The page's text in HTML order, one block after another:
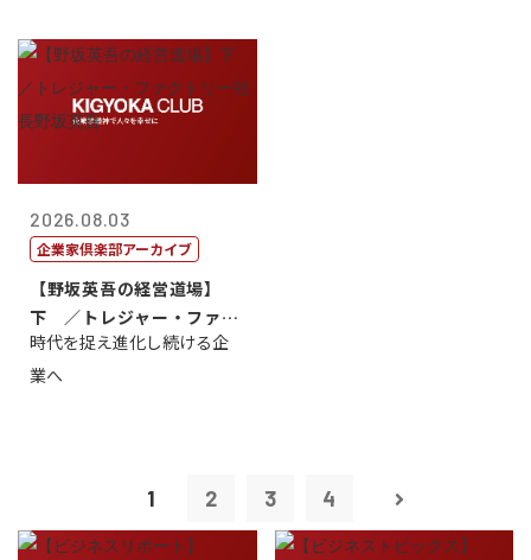
2026.08.03
企業家倶楽部アーカイブ
【野坂英吾の経営道場】
下 ／トレジャー・ファク
トリー社長野坂...
時代を捉え進化し続ける企
業へ
1 2 3 4